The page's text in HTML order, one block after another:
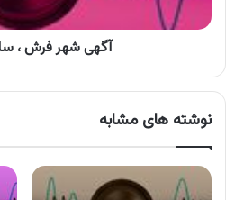
آگهی شهر فرش ،
نوشته های مشابه